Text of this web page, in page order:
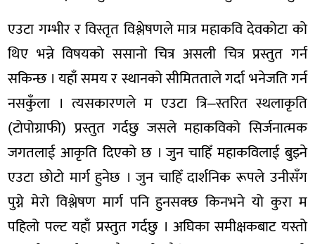
एउटा गम्भीर र विस्तृत विश्लेषणले मात्र महाकवि देवकोटा को
थिए भन्ने विषयको ससानो चित्र असली चित्र प्रस्तुत गर्न
सकिन्छ । यहाँ समय र स्थानको सीमितताले गर्दा भनेजति गर्न
नसकुँला । त्यसकारणले म एउटा त्रि–स्तरित स्थलाकृति
(टोपोग्राफी) प्रस्तुत गर्दछु जसले महाकविको सिर्जनात्मक
जगतलाई आकृति दिएको छ । जुन चाहिँ महाकविलाई बुझ्ने
एउटा छोटो मार्ग हुनेछ । जुन चाहिँ दार्शनिक रूपले उनीसँग
पुग्ने मेरो विश्लेषण मार्ग पनि हुनसक्छ किनभने यो कुरा म
पहिलो पल्ट यहाँ प्रस्तुत गर्दछु । अघिका समीक्षकबाट यस्तो